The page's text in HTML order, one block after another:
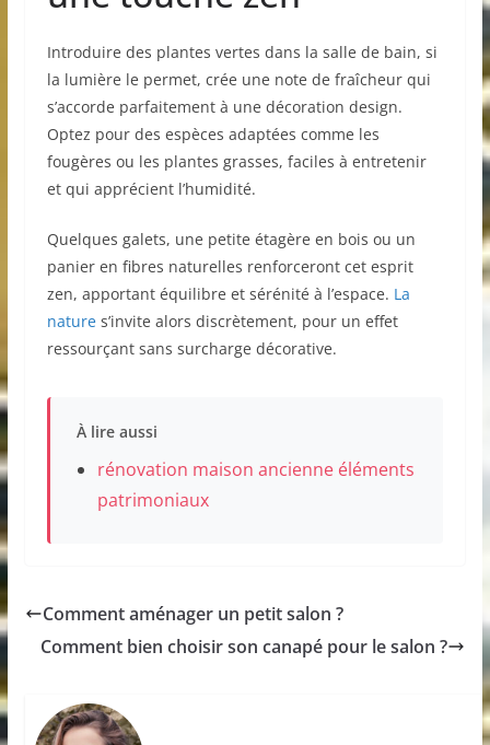
Introduire des plantes vertes dans la salle de bain, si
la lumière le permet, crée une note de fraîcheur qui
s’accorde parfaitement à une décoration design.
Optez pour des espèces adaptées comme les
fougères ou les plantes grasses, faciles à entretenir
et qui apprécient l’humidité.
Quelques galets, une petite étagère en bois ou un
panier en fibres naturelles renforceront cet esprit
zen, apportant équilibre et sérénité à l’espace. La
natures’invite alors discrètement, pour un effet
ressourçant sans surcharge décorative.
À lire aussi
rénovation maison ancienne éléments
patrimoniaux
Comment aménager un petit salon ?
Comment bien choisir son canapé pour le salon ?